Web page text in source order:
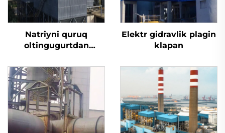
Natriyni quruq
oltingugurtdan
Elektr gidravlik plagin
klapan